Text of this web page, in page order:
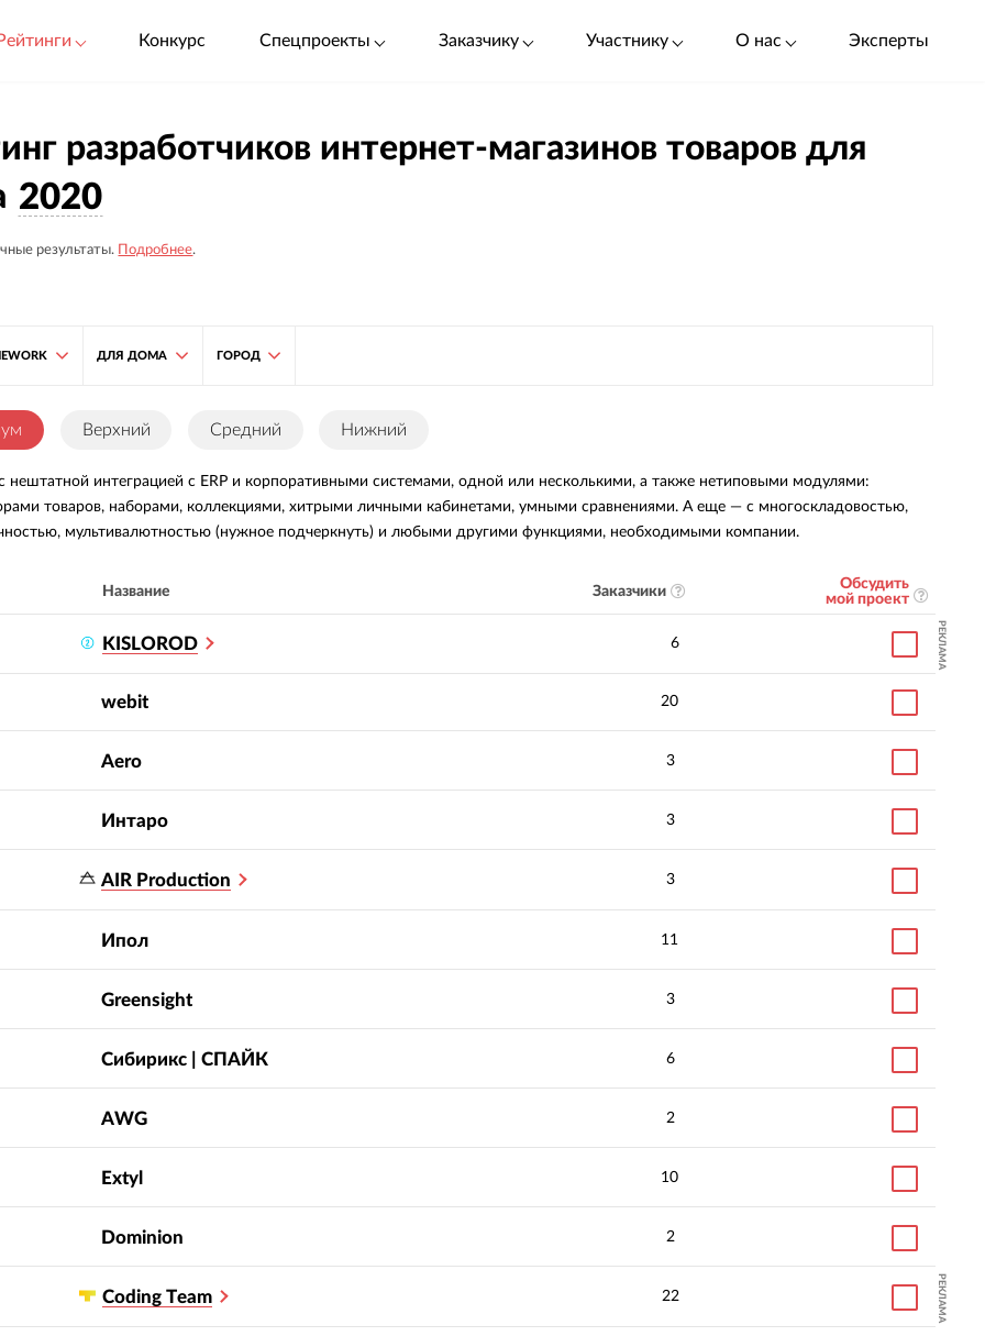
Конкурс Спецпроекты Заказчику Участнику О нас Эксперты
5.0
сотрудников: 5.0
рекомендации: 5.0
управления складом
Разработка сайта
клуба
разработчиков интернет-магазинов товаров для
2020
результаты. Подробнее.
ДЛЯ ДОМА ГОРОД
Верхний Средний Нижний
нештатной интеграцией с ERP и корпоративными системами, одной или несколькими, а также нетиповыми модулями:
товаров, наборами, коллекциями, хитрыми личными кабинетами, умными сравнениями. А еще — с многоскладовостью,
мультивалютностью (нужное подчеркнуть) и любыми другими функциями, необходимыми компании.
Название Заказчики
Обсудить
мой проект
KISLOROD 6 РЕКЛАМА
webit 20
Aero 3
Интаро 3
AIR Production 3
Ипол 11
Greensight 3
Сибирикс | СПАЙК 6
AWG 2
Extyl 10
Dominion 2
Сoding Тeam 22 РЕКЛАМА